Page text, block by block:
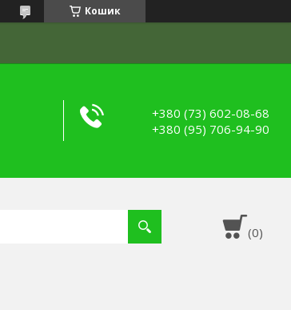
Кошик
+380 (73) 602-08-68
+380 (95) 706-94-90